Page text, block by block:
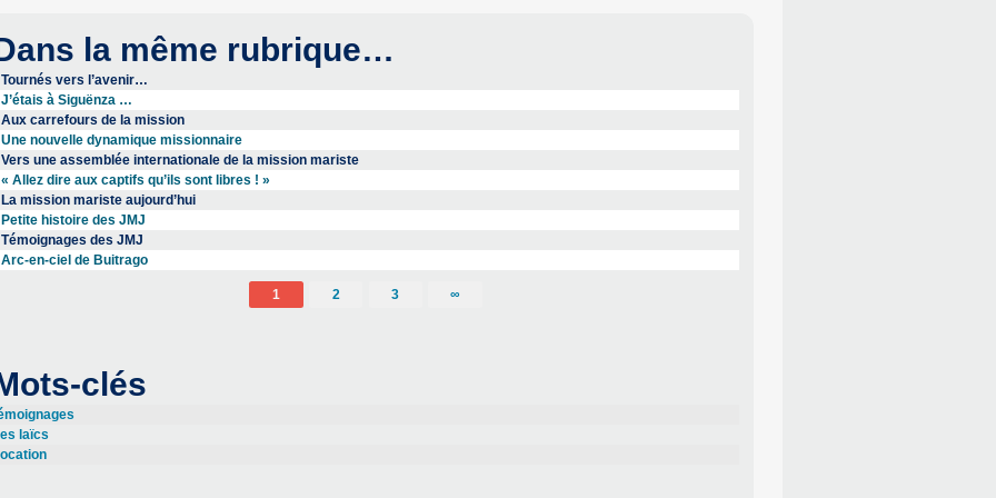
la même rubrique…
Tournés vers l’avenir…
J’étais à Siguënza …
Aux carrefours de la mission
Une nouvelle dynamique missionnaire
Vers une assemblée internationale de la mission mariste
« Allez dire aux captifs qu’ils sont libres ! »
La mission mariste aujourd’hui
Petite histoire des JMJ
Témoignages des JMJ
Arc-en-ciel de Buitrago
1 2 3 ∞
clés
laïcs